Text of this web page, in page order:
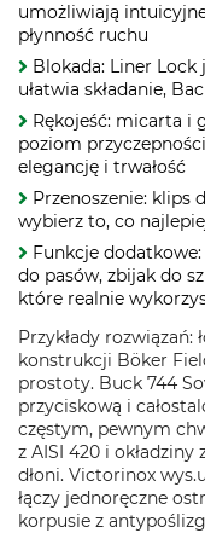
umożliwiają
płynność ruchu
Blokada: Liner
ułatwia składanie,
Rękojeść: micarta i
poziom
elegancję i trwałość
Przenoszenie: klips
wybierz to, co
Funkcje dodatkowe:
do pasów, zbijak do
które realnie
Przykłady
konstrukcji Böker
prostoty. Buck 744
przyciskową i
częstym, pewnym
z AISI 420 i
dłoni. Victorinox
łączy jednoręczne
korpusie z